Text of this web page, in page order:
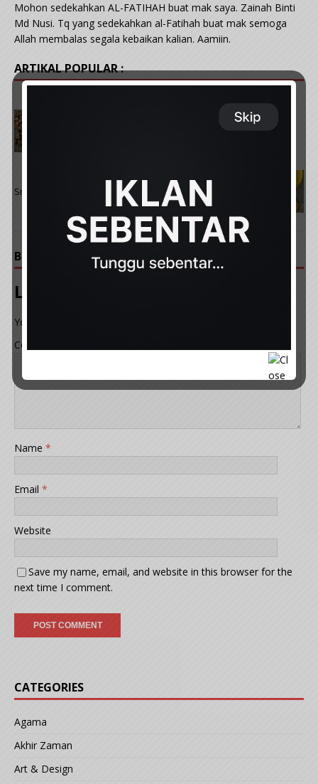
Mohon sedekahkan AL-FATIHAH buat mak saya. Zainah Binti
Md Nusi. Tq yang sedekahkan al-Fatihah buat mak semoga
Allah membalas segala kebaikan kalian. Aamiin.
ARTIKAL POPULAR :
Resipi Kerang Sambal Serai Memang Padu
Smoothie Semula Jadi untuk Mata Sihat. Bantu Atasi
Penglihatan Kabur, Katarak & Migrain
BE THE FIRST TO COMMENT
Leave a Reply
Your email address will not be published.
Comment
Name *
Email *
Website
Save my name, email, and website in this browser for the
next time I comment.
CATEGORIES
Agama
Akhir Zaman
Art & Design